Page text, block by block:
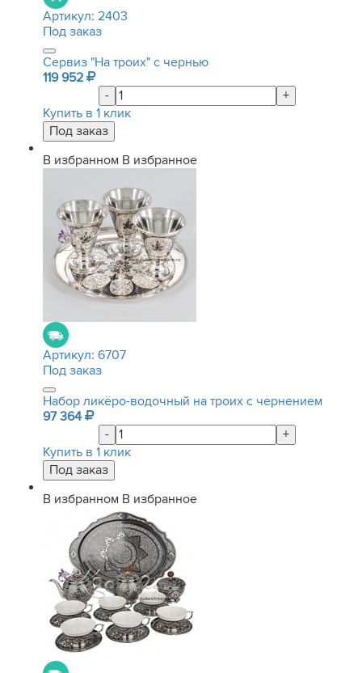
Артикул: 2403
Под заказ
Сервиз "На троих" с чернью
119 952
-
+
Купить в 1 клик
В избранном В избранное
Артикул: 6707
Под заказ
Набор ликёро-водочный на троих с чернением
97 364
-
+
Купить в 1 клик
В избранном В избранное